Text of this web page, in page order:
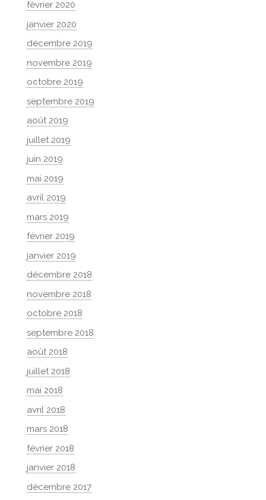
février 2020
janvier 2020
décembre 2019
novembre 2019
octobre 2019
septembre 2019
août 2019
juillet 2019
juin 2019
mai 2019
avril 2019
mars 2019
février 2019
janvier 2019
décembre 2018
novembre 2018
octobre 2018
septembre 2018
août 2018
juillet 2018
mai 2018
avril 2018
mars 2018
février 2018
janvier 2018
décembre 2017